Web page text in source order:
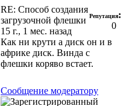
RE: Способ создания
загрузочной флешки
15 г., 1 мес. назад
Репутация:
0
Как ни крути а диск он и в
африке диск. Винда с
флешки коряво встает.
Сообщение модератору